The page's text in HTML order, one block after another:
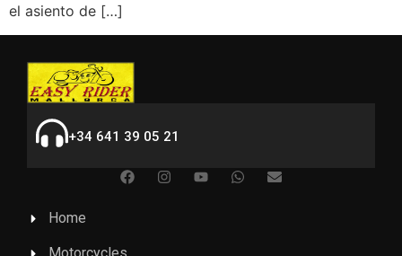
el asiento de […]
+34 641 39 05 21
Home